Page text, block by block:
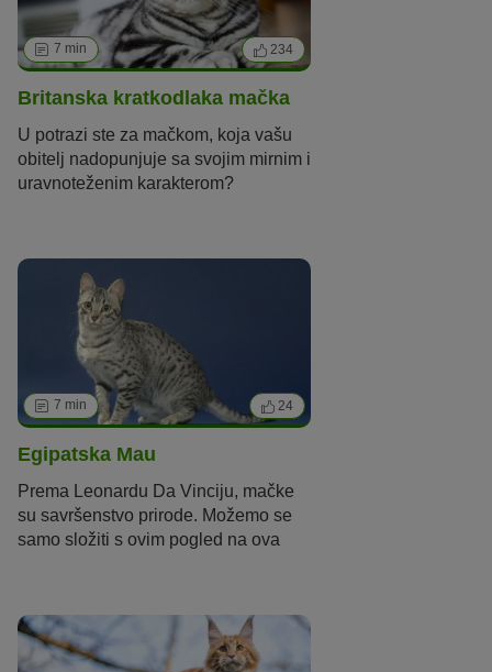
bijela ljubičasta
smeđa / boja čokolade / siva
dvobojna / tuxedo / van
7 min 234
Britanska kratkodlaka mačka
U potrazi ste za mačkom, koja vašu
obitelj nadopunjuje sa svojim mirnim i
uravnoteženim karakterom?
nastavku saznajte više o ovoj
pasmini.
7 min 24
Egipatska Mau
Prema Leonardu Da Vinciju, mačke
su savršenstvo prirode. Možemo se
samo složiti s ovim pogled na ova
odnos ena pasminu mačaka
egipatska mau
Ova zapanjujuće
lijepa i tajanstvena kratkodlaka